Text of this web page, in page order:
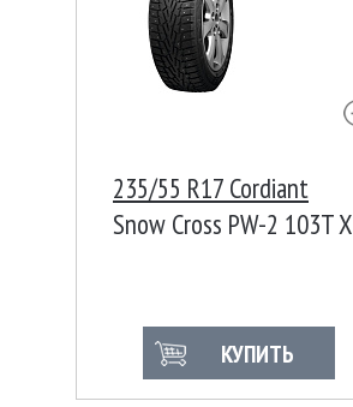
235/55 R17 Cordiant
Snow Cross PW-2 103T
КУПИТЬ